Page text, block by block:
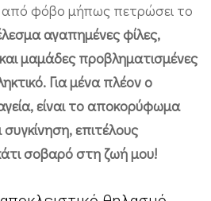
φόβο μήπως πετρώσει το
αγαπημένες φίλες,
μαμάδες προβληματισμένες
Για μένα πλέον ο
είναι το αποκορύφωμα
επιτέλους
σοβαρό στη ζωή μου!